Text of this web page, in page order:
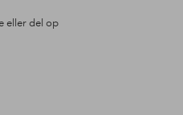
eller del op